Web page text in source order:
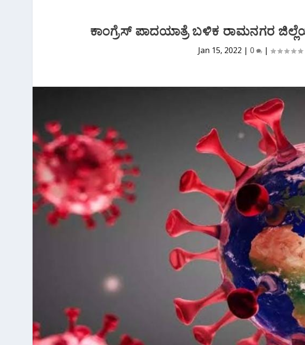
ಕಾಂಗ್ರೆಸ್ ಪಾದಯಾತ್ರೆ ಬಳಿಕ ರಾಮನಗರ
Jan 15, 2022 |0 |